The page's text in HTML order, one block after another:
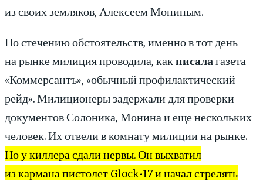
из своих земляков, Алексеем Мониным.
По стечению обстоятельств, именно в тот день
на рынке милиция проводила, какписала газета
«Коммерсантъ», «обычный профилактический
рейд». Милиционеры задержали для проверки
документов Солоника, Монина и еще нескольких
человек. Их отвели в комнату милиции на рынке.
Но у киллера сдали нервы. Он выхватил
из кармана пистолет Glock-17 и начал стрелять